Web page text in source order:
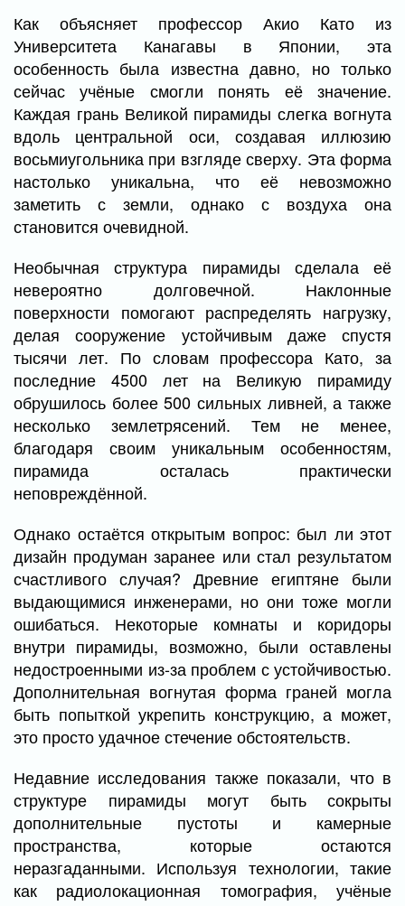
Как объясняет профессор Акио Като из
Университета Канагавы в Японии, эта
особенность была известна давно, но только
сейчас учёные смогли понять её значение.
Каждая грань Великой пирамиды слегка вогнута
вдоль центральной оси, создавая иллюзию
восьмиугольника при взгляде сверху. Эта форма
настолько уникальна, что её невозможно
заметить с земли, однако с воздуха она
становится очевидной.
Необычная структура пирамиды сделала её
невероятно долговечной. Наклонные
поверхности помогают распределять нагрузку,
делая сооружение устойчивым даже спустя
тысячи лет. По словам профессора Като, за
последние 4500 лет на Великую пирамиду
обрушилось более 500 сильных ливней, а также
несколько землетрясений. Тем не менее,
благодаря своим уникальным особенностям,
пирамида осталась практически
неповреждённой.
Однако остаётся открытым вопрос: был ли этот
дизайн продуман заранее или стал результатом
счастливого случая? Древние египтяне были
выдающимися инженерами, но они тоже могли
ошибаться. Некоторые комнаты и коридоры
внутри пирамиды, возможно, были оставлены
недостроенными из-за проблем с устойчивостью.
Дополнительная вогнутая форма граней могла
быть попыткой укрепить конструкцию, а может,
это просто удачное стечение обстоятельств.
Недавние исследования также показали, что в
структуре пирамиды могут быть сокрыты
дополнительные пустоты и камерные
пространства, которые остаются
неразгаданными. Используя технологии, такие
как радиолокационная томография, учёные